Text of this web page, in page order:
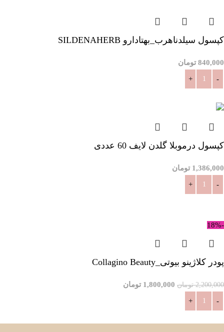
کپسول سیلدناهرب_بهتادارو SILDENAHERB
840,000 تومان
کپسول درموبلا گلدن لایف 60 عددی
1,386,000 تومان
-18%
پودر کلاژینو بیوتی_Collagino Beauty
2,200,000 تومان 1,800,000 تومان